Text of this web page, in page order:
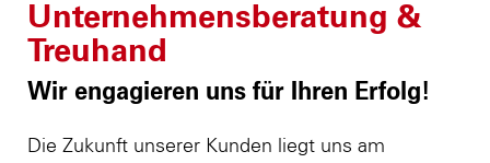
Unternehmensberatung &
Treuhand
Wir engagieren uns für Ihren Erfolg!
Die Zukunft unserer Kunden liegt uns am